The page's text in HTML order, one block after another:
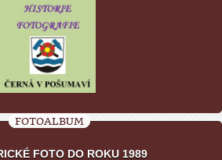
FOTOALBUM
FOTO DO ROKU 1989